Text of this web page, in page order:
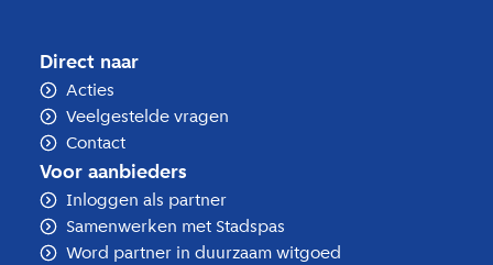
Direct naar
Acties
Veelgestelde vragen
Contact
Voor aanbieders
Inloggen als partner
Samenwerken met Stadspas
Word partner in duurzaam witgoed